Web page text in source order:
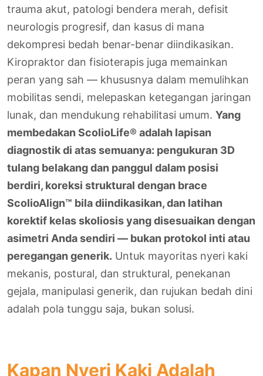
trauma akut, patologi bendera merah, defisit
neurologis progresif, dan kasus di mana
dekompresi bedah benar-benar diindikasikan.
Kiropraktor dan fisioterapis juga memainkan
peran yang sah — khususnya dalam memulihkan
mobilitas sendi, melepaskan ketegangan jaringan
lunak, dan mendukung rehabilitasi umum. Yang
membedakan ScolioLife® adalah lapisan
diagnostik di atas semuanya: pengukuran 3D
tulang belakang dan panggul dalam posisi
berdiri, koreksi struktural dengan brace
ScolioAlign™ bila diindikasikan, dan latihan
korektif kelas skoliosis yang disesuaikan dengan
asimetri Anda sendiri — bukan protokol inti atau
peregangan generik. Untuk mayoritas nyeri kaki
mekanis, postural, dan struktural, penekanan
gejala, manipulasi generik, dan rujukan bedah dini
adalah pola tunggu saja, bukan solusi.
Kapan Nyeri Kaki Adalah